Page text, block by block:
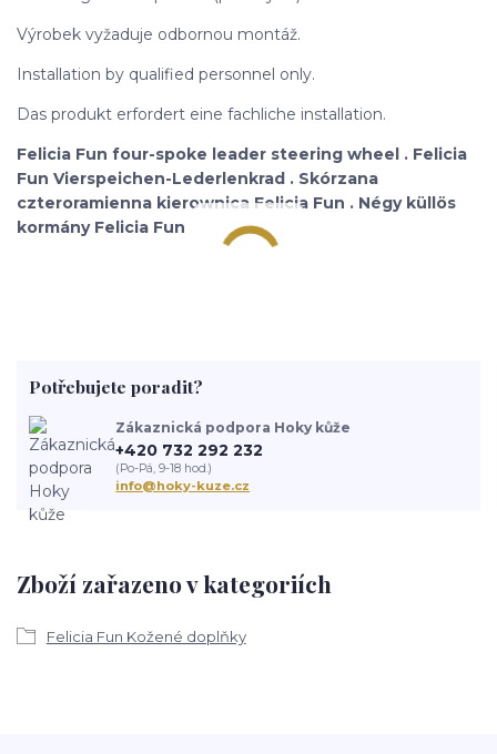
Výrobek vyžaduje odbornou montáž.
Installation by qualified personnel only.
Das produkt erfordert eine fachliche installation.
Felicia Fun four-spoke leader steering wheel . Felicia
Fun Vierspeichen-Lederlenkrad . Skórzana
czteroramienna kierownica Felicia Fun . Négy küllös
kormány Felicia Fun
Zboží zařazeno v kategoriích
Felicia Fun Kožené doplňky
Potřebujete poradit?
Zákaznická podpora Hoky kůže
+420 732 292 232
(Po-Pá, 9-18 hod.)
info@hoky-kuze.cz